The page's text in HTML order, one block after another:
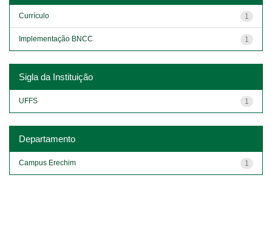
1
Currículo
1
Implementação BNCC
Sigla da Instituição
1
UFFS
Departamento
1
Campus Erechim